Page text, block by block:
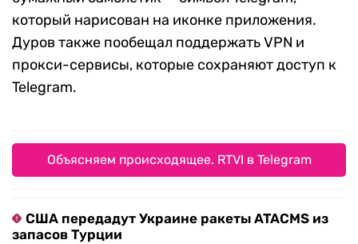
который нарисован на иконке приложения.
Дуров также пообещал поддержать VPN и
прокси-сервисы, которые сохраняют доступ к
Telegram.
Объясняем происходящее. RTVI в Telegram
США передадут Украине ракеты ATACMS из
запасов Турции